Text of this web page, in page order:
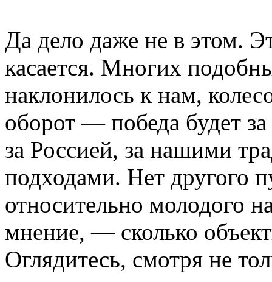
Да дело даже не в этом.
касается. Многих
наклонилось к нам,
оборот — победа будет
за Россией, за нашими
подходами. Нет другого
относительно молодого
мнение, — сколько
Оглядитесь, смотря не